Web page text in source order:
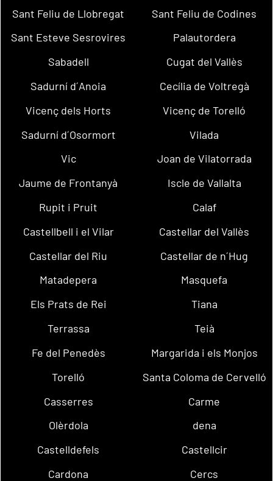
Sant Feliu de Llobregat
Sant Feliu de Codines
Sant Esteve Sesrovires
Palautordera
Sabadell
Cugat del Vallès
Sadurní d´Anoia
Cecília de Voltregà
Vicenç dels Horts
Vicenç de Torelló
Sadurní d´Osormort
Vilada
Vic
Joan de Vilatorrada
Jaume de Frontanyà
Iscle de Vallalta
Rupit i Pruit
Calaf
Castellbell i el Vilar
Castellar del Vallès
Castellar del Riu
Castellar de n´Hug
Matadepera
Masquefa
Els Prats de Rei
Tiana
Terrassa
Teià
Fe del Penedès
Margarida i els Monjos
Torelló
Santa Coloma de Cervelló
Casserres
Carme
Olèrdola
dena
Castelldefels
Castellcir
Cardona
Cercs